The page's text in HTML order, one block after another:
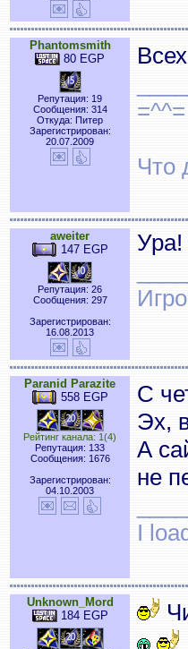
Phantomsmith
80 EGP
Репутация: 19
Сообщения: 314
Откуда: Питер
Зарегистрирован:
20.07.2009
=^^=
Что
aweiter
147 EGP
Репутация: 26
Сообщения: 297
Зарегистрирован:
16.08.2013
Ура!
Paranid Parazite
558 EGP
Рейтинг канала: 1(4)
Репутация: 133
Сообщения: 1676
Зарегистрирован:
04.10.2003
С
Эх,
А
не
I
Unknown_Mord
184 EGP